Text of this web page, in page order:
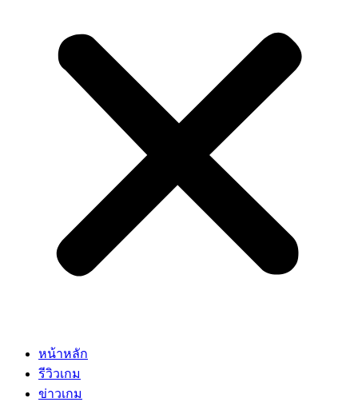
หน้าหลัก
รีวิวเกม
ข่าวเกม